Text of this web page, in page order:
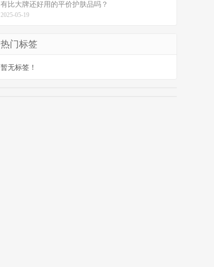
有比大牌还好用的平价护肤品吗？
2025-05-19
热门标签
暂无标签！